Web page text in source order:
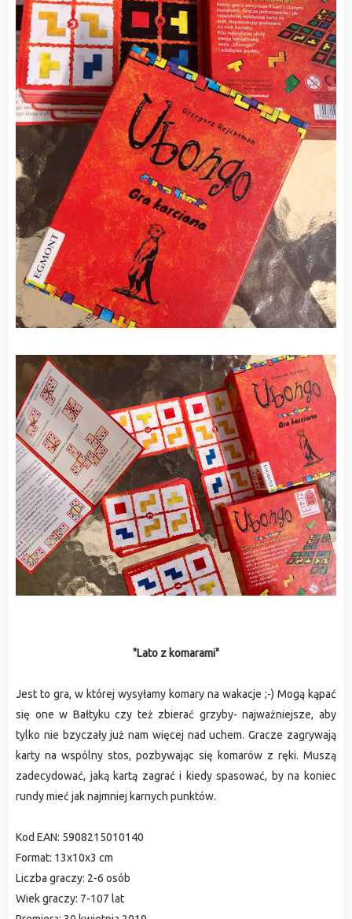
"Lato z komarami"
Jest to gra, w której wysyłamy komary na wakacje ;-) Mogą kąpać
się one w Bałtyku czy też zbierać grzyby- najważniejsze, aby
tylko nie bzyczały już nam więcej nad uchem. Gracze zagrywają
karty na wspólny stos, pozbywając się komarów z ręki. Muszą
zadecydować, jaką kartą zagrać i kiedy spasować, by na koniec
rundy mieć jak najmniej karnych punktów.
Kod EAN: 5908215010140
Format: 13x10x3 cm
Liczba graczy: 2-6 osób
Wiek graczy: 7-107 lat